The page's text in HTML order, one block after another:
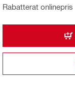
Rabatterat onlinepris